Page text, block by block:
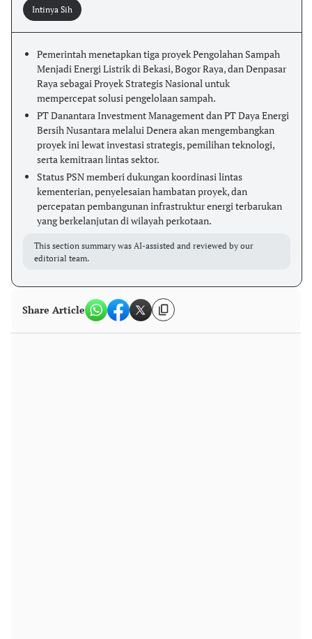
Intinya Sih
Pemerintah menetapkan tiga proyek Pengolahan Sampah
Menjadi Energi Listrik di Bekasi, Bogor Raya, dan Denpasar
Raya sebagai Proyek Strategis Nasional untuk
mempercepat solusi pengelolaan sampah.
PT Danantara Investment Management dan PT Daya Energi
Bersih Nusantara melalui Denera akan mengembangkan
proyek ini lewat investasi strategis, pemilihan teknologi,
serta kemitraan lintas sektor.
Status PSN memberi dukungan koordinasi lintas
kementerian, penyelesaian hambatan proyek, dan
percepatan pembangunan infrastruktur energi terbarukan
yang berkelanjutan di wilayah perkotaan.
This section summary was AI-assisted and reviewed by our
editorial team.
Share Article